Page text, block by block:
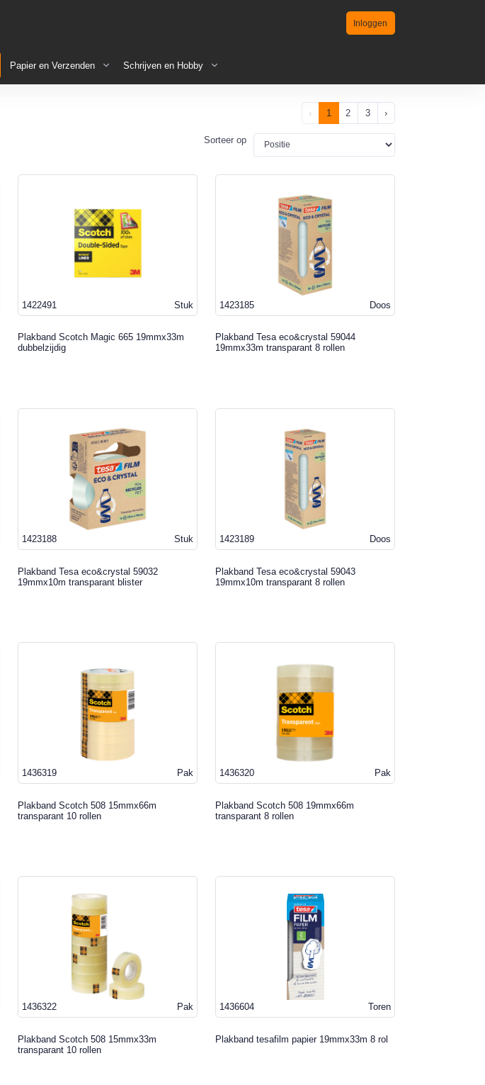
Inloggen
Papier en Verzenden Schrijven en Hobby
‹ 1 2 3 ›
Sorteer op
Stuk
1422491
Plakband Scotch Magic 665 19mmx33m
dubbelzijdig
Doos
1423185
Plakband Tesa eco&crystal 59044
19mmx33m transparant 8 rollen
Stuk
1423188
Plakband Tesa eco&crystal 59032
19mmx10m transparant blister
Doos
1423189
Plakband Tesa eco&crystal 59043
19mmx10m transparant 8 rollen
Pak
1436319
Plakband Scotch 508 15mmx66m
transparant 10 rollen
Pak
1436320
Plakband Scotch 508 19mmx66m
transparant 8 rollen
Pak
1436322
Plakband Scotch 508 15mmx33m
transparant 10 rollen
Toren
1436604
Plakband tesafilm papier 19mmx33m 8 rol